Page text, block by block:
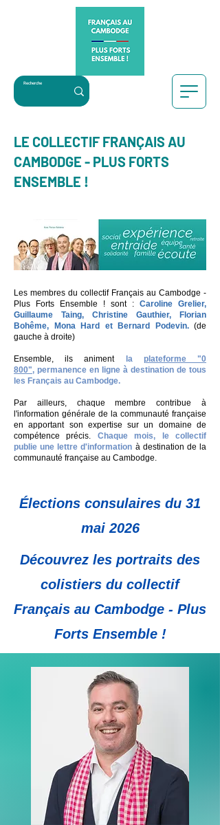
LE COLLECTIF FRANÇAIS AU
CAMBODGE - PLUS FORTS
ENSEMBLE !
Les membres du collectif Français au Cambodge -
Plus Forts Ensemble ! sont : Caroline Grelier,
Guillaume Taing, Christine Gauthier, Florian
Bohême, Mona Hard et Bernard Podevin. (de
gauche à droite)
Ensemble, ils animent la plateforme "0
800", permanence en ligne à destination de tous
les Français au Cambodge.
Par ailleurs, chaque membre contribue à
l'information générale de la communauté française
en apportant son expertise sur un domaine de
compétence précis. Chaque mois, le collectif
publie une lettre d'information à destination de la
communauté française au Cambodge.
Élections consulaires du 31
mai 2026
Découvrez les portraits des
colistiers du collectif
Français au Cambodge - Plus
Forts Ensemble !